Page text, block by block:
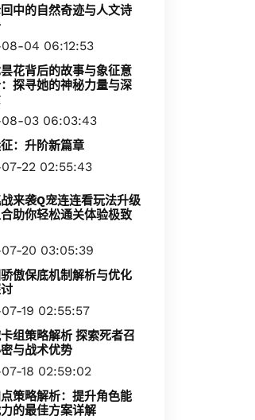
中的自然奇迹与人文诗
04 06:12:53
花背后的故事与象征意
探寻她的神秘力量与深
03 06:03:43
：升阶新篇章
22 02:55:43
来袭Q宠连连看玩法升级
助你轻松通关体验极致
20 03:05:39
傲保底机制解析与优化
19 02:55:57
组策略解析 探索死者召
与战术优势
18 02:59:02
策略解析：提升角色能
的最佳方案详解